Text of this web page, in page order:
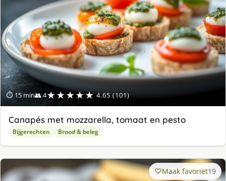
⏱ 15 min👥 4★★★★★ 4.65 (101)
Canapés met mozzarella, tomaat en pesto
Bijgerechten Brood & beleg
Maak favoriet19